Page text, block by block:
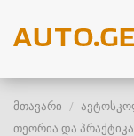
მთავარი
თეორია და პრაქტიკა